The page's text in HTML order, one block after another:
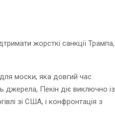
жорсткі санкції Трампа,
моски, яка довгий час
Пекін діє виключно із
зі США, і конфронтація з